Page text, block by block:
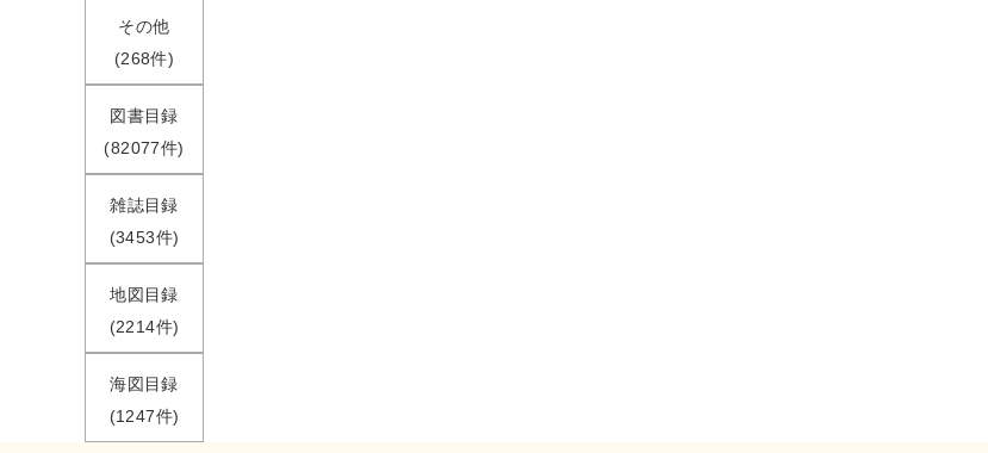
その他
(268件)
図書目録
(82077件)
雑誌目録
(3453件)
地図目録
(2214件)
海図目録
(1247件)